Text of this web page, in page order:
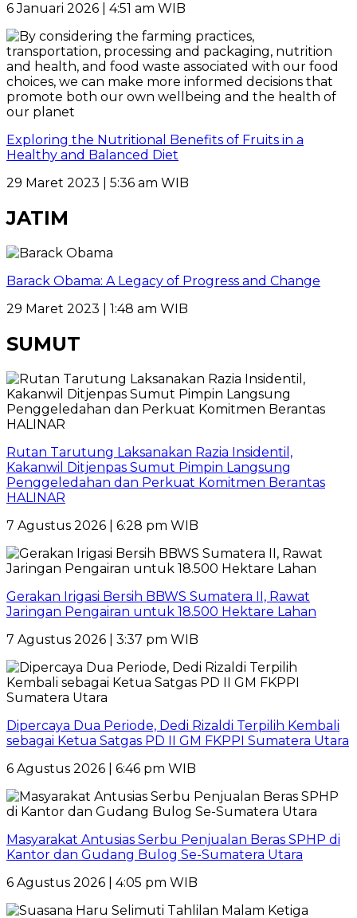
6 Januari 2026 | 4:51 am WIB
Exploring the Nutritional Benefits of Fruits in a
Healthy and Balanced Diet
29 Maret 2023 | 5:36 am WIB
JATIM
Barack Obama: A Legacy of Progress and Change
29 Maret 2023 | 1:48 am WIB
SUMUT
Rutan Tarutung Laksanakan Razia Insidentil,
Kakanwil Ditjenpas Sumut Pimpin Langsung
Penggeledahan dan Perkuat Komitmen Berantas
HALINAR
7 Agustus 2026 | 6:28 pm WIB
Gerakan Irigasi Bersih BBWS Sumatera II, Rawat
Jaringan Pengairan untuk 18.500 Hektare Lahan
7 Agustus 2026 | 3:37 pm WIB
Dipercaya Dua Periode, Dedi Rizaldi Terpilih Kembali
sebagai Ketua Satgas PD II GM FKPPI Sumatera Utara
6 Agustus 2026 | 6:46 pm WIB
Masyarakat Antusias Serbu Penjualan Beras SPHP di
Kantor dan Gudang Bulog Se-Sumatera Utara
6 Agustus 2026 | 4:05 pm WIB